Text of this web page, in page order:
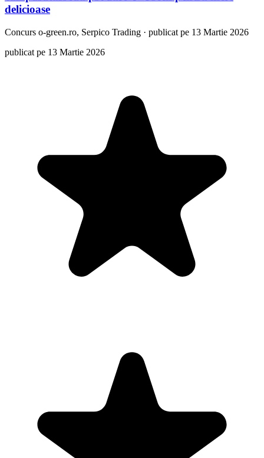
delicioase
Concurs o-green.ro, Serpico Trading · publicat pe 13 Martie 2026
publicat pe 13 Martie 2026